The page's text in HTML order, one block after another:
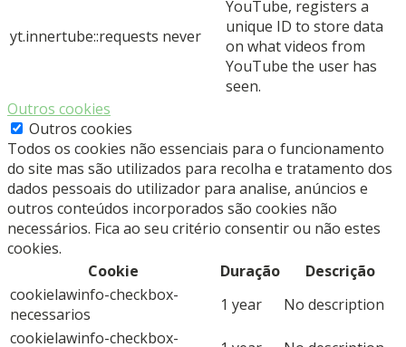
yt.innertube::requests never
YouTube, registers a
unique ID to store data
on what videos from
YouTube the user has
seen.
Outros cookies
Outros cookies
Todos os cookies não essenciais para o funcionamento
do site mas são utilizados para recolha e tratamento dos
dados pessoais do utilizador para analise, anúncios e
outros conteúdos incorporados são cookies não
necessários. Fica ao seu critério consentir ou não estes
cookies.
Cookie
Duração
Descrição
cookielawinfo-checkbox-
necessarios
1 year
No description
cookielawinfo-checkbox-